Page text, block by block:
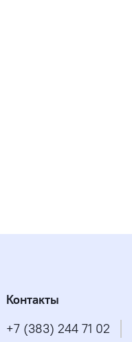
Контакты
+7 (383) 244 71 02